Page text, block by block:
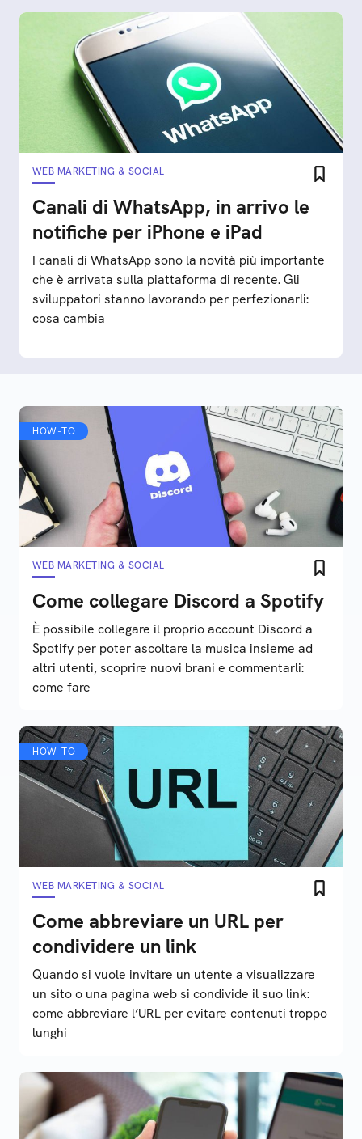
WEB MARKETING & SOCIAL
Canali di WhatsApp, in arrivo le
notifiche per iPhone e iPad
I canali di WhatsApp sono la novità più importante
che è arrivata sulla piattaforma di recente. Gli
sviluppatori stanno lavorando per perfezionarli:
cosa cambia
HOW-TO
WEB MARKETING & SOCIAL
Come collegare Discord a Spotify
È possibile collegare il proprio account Discord a
Spotify per poter ascoltare la musica insieme ad
altri utenti, scoprire nuovi brani e commentarli:
come fare
HOW-TO
WEB MARKETING & SOCIAL
Come abbreviare un URL per
condividere un link
Quando si vuole invitare un utente a visualizzare
un sito o una pagina web si condivide il suo link:
come abbreviare l’URL per evitare contenuti troppo
lunghi